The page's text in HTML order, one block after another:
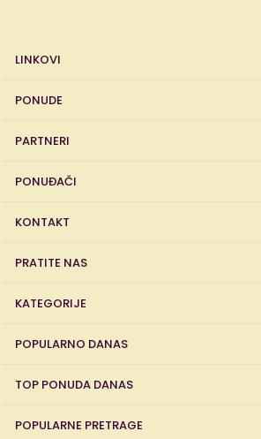
LINKOVI
PONUDE
PARTNERI
PONUĐAČI
KONTAKT
PRATITE NAS
KATEGORIJE
POPULARNO DANAS
TOP PONUDA DANAS
POPULARNE PRETRAGE